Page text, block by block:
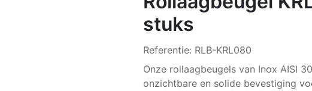
stuks
Referentie: RLB-KRL080
Onze rollaagbeugels van Inox AISI
onzichtbare en solide bevestiging